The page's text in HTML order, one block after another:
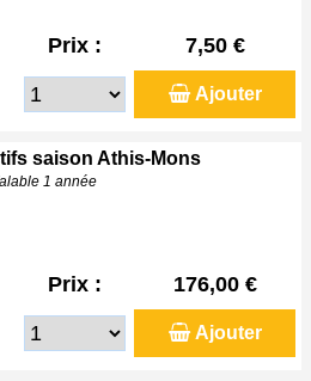
Prix : 7,50 €
Ajouter
saison Athis-Mons
1 année
Prix : 176,00 €
Ajouter